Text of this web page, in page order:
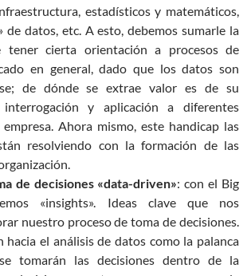
estadísticos y matemáticos,
de datos, etc. A esto, debemos sumarle la
tener cierta orientación a procesos de
en general, dado que los datos son
de dónde se extrae valor es de su
interrogación y aplicación a diferentes
empresa. Ahora mismo, este handicap las
resolviendo con la formación de las
de decisiones «data-driven»: con el Big
«insights». Ideas clave que nos
nuestro proceso de toma de decisiones.
hacia el análisis de datos como la palanca
tomarán las decisiones dentro de la